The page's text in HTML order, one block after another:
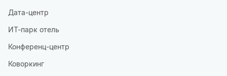
Дата-центр
ИТ-парк отель
Конференц-центр
Коворкинг